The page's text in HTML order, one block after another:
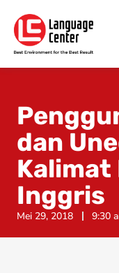
dan
Kalimat
Inggris
Mei 29, 2018 9:30